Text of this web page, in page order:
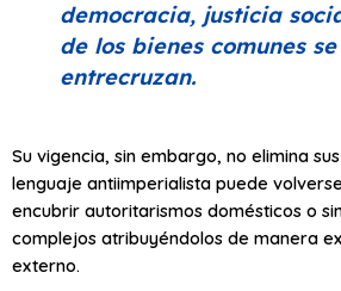
democracia, justicia
de los bienes comunes se
entrecruzan.
Su vigencia, sin embargo, no elimina
lenguaje antiimperialista puede
encubrir autoritarismos domésticos o
complejos atribuyéndolos de manera
externo.